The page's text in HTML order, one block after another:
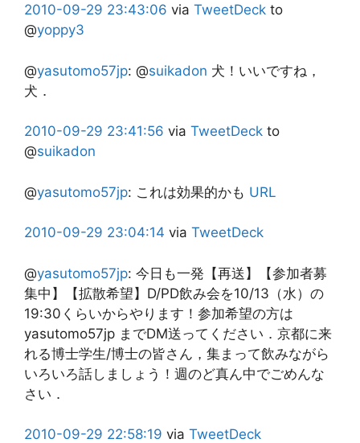
2010-09-29 23:43:06 via TweetDeck to
@yoppy3
@yasutomo57jp: @suikadon 犬！いいですね，
犬．
2010-09-29 23:41:56 via TweetDeck to
@suikadon
@yasutomo57jp: これは効果的かも URL
2010-09-29 23:04:14 via TweetDeck
@yasutomo57jp: 今日も一発【再送】【参加者募
集中】【拡散希望】D/PD飲み会を10/13（水）の
19:30くらいからやります！参加希望の方は
yasutomo57jp までDM送ってください．京都に来
れる博士学生/博士の皆さん，集まって飲みながら
いろいろ話しましょう！週のど真ん中でごめんな
さい．
2010-09-29 22:58:19 via TweetDeck